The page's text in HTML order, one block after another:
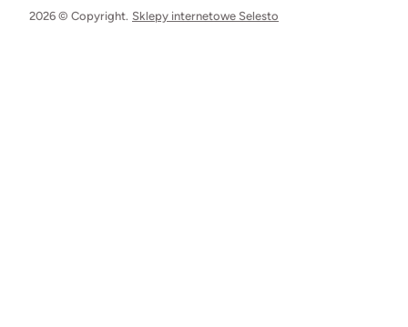
2026 © Copyright. Sklepy internetowe Selesto